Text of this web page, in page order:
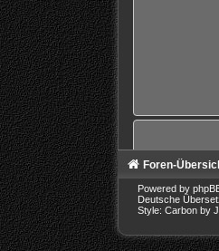
Foren-
Powered by
Deutsche
Style: Carbon by